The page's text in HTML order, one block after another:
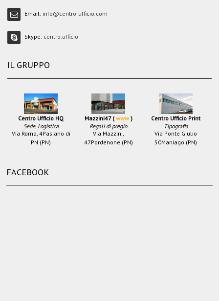
Email: info@centro-ufficio.com
Skype: centro.ufficio
IL GRUPPO
Centro Ufficio HQ
Sede, Logistica
Via Roma, 4Pasiano di
PN (PN)
Mazzini47 (www)
Regali di pregio
Via Mazzini,
47Pordenone (PN)
Centro Ufficio Print
Tipografia
Via Ponte Giulio
50Maniago (PN)
FACEBOOK